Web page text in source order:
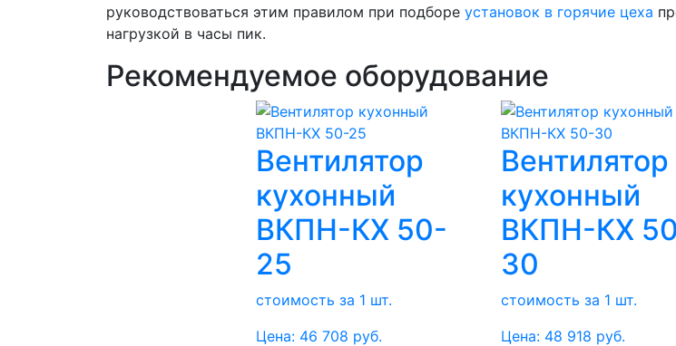
руководствоваться этим правилом при подборе установок в горячие цеха
нагрузкой в часы пик.
Рекомендуемое оборудование
Вентилятор
кухонный
ВКПН-КХ 50-
25
стоимость за 1 шт.
Цена: 46 708 руб.
Вентилятор
кухонный
ВКПН-КХ
30
стоимость за 1 шт.
Цена: 48 918 руб.